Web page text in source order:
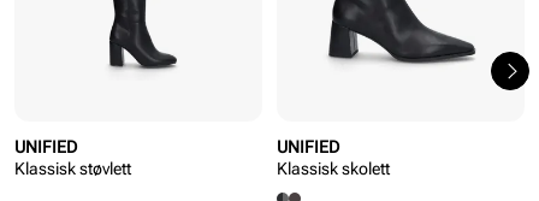
UNIFIED
Klassisk støvlett
UNIFIED
Klassisk skolett